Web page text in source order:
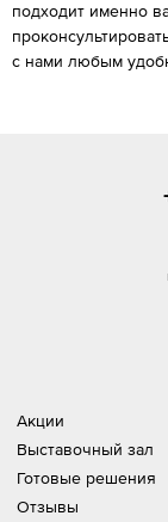
подходит именно
с нами любым
Акции
Выставочный зал
Готовые решения
Отзывы